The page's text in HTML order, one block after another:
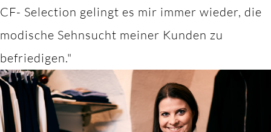
CF- Selection gelingt es mir immer wieder, die
modische Sehnsucht meiner Kunden zu
befriedigen."